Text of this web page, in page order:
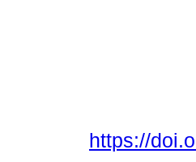
https://